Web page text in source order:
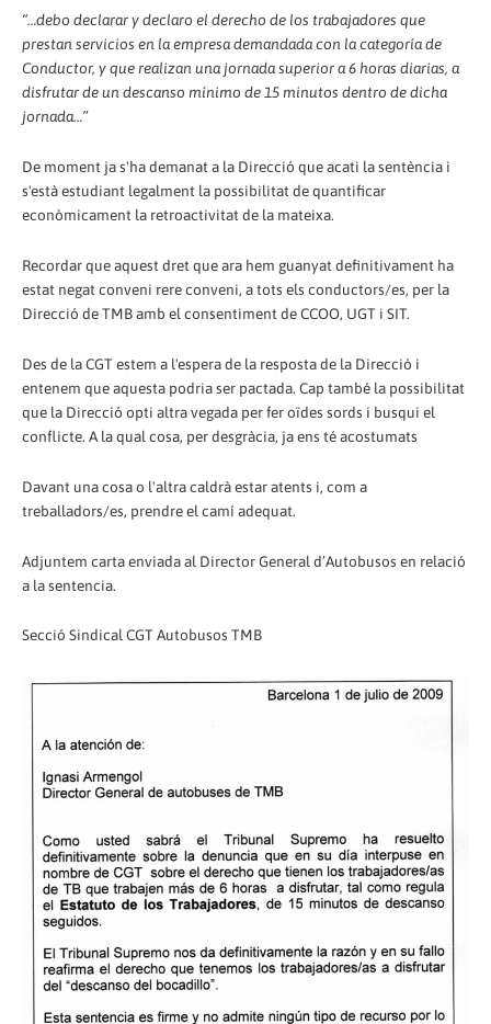
“…debo declarar y declaro el derecho de los trabajadores que
prestan servicios en la empresa demandada con la categoría de
Conductor, y que realizan una jornada superior a 6 horas diarias, a
disfrutar de un descanso mínimo de 15 minutos dentro de dicha
jornada…”
De moment ja s'ha demanat a la Direcció que acati la sentència i
s'està estudiant legalment la possibilitat de quantificar
econòmicament la retroactivitat de la mateixa.
Recordar que aquest dret que ara hem guanyat definitivament ha
estat negat conveni rere conveni, a tots els conductors/es, per la
Direcció de TMB amb el consentiment de CCOO, UGT i SIT.
Des de la CGT estem a l'espera de la resposta de la Direcció i
entenem que aquesta podria ser pactada. Cap també la possibilitat
que la Direcció opti altra vegada per fer oïdes sords i busqui el
conflicte. A la qual cosa, per desgràcia, ja ens té acostumats
Davant una cosa o l'altra caldrà estar atents i, com a
treballadors/es, prendre el camí adequat.
Adjuntem carta enviada al Director General d’Autobusos en relació
a la sentencia.
Secció Sindical CGT Autobusos TMB